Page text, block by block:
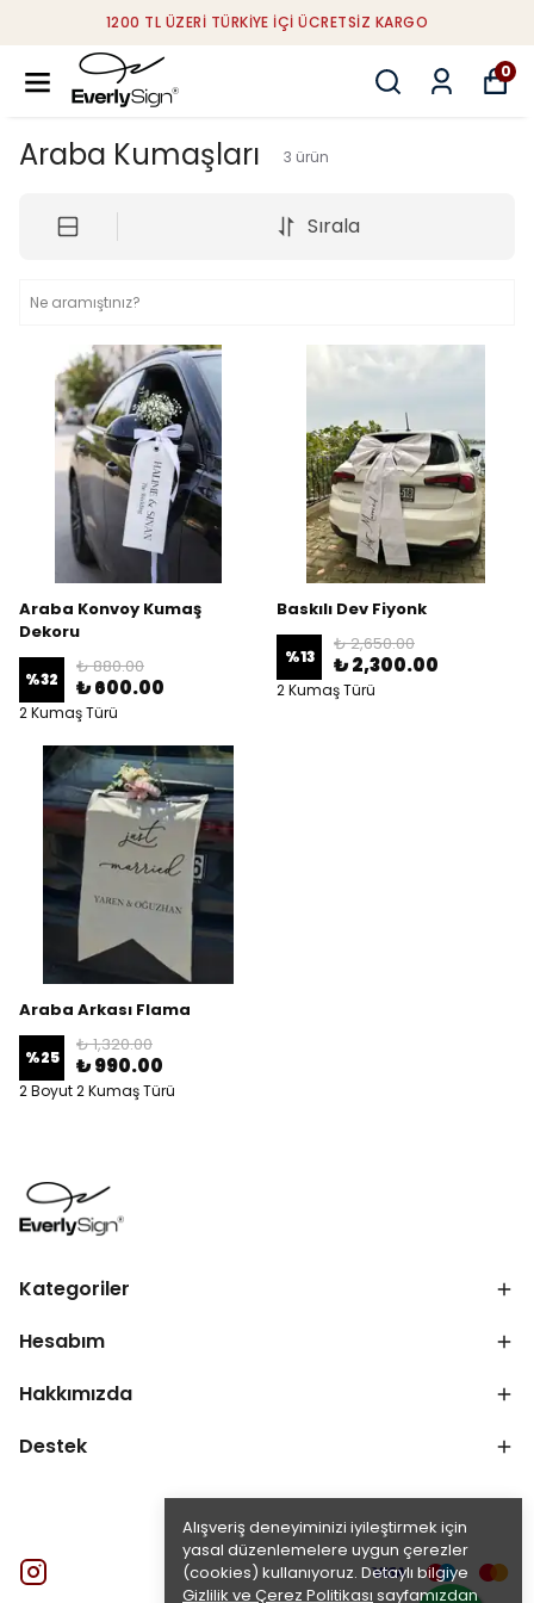
TL ÜZERI TÜRKIYE IÇI ÜCRETSIZ KARGO
0
Alışveriş deneyiminizi iyileştirmek için
yasal düzenlemelere uygun çerezler
(cookies) kullanıyoruz. Detaylı bilgiye
Gizlilik ve Çerez Politikası sayfamızdan
Araba Kumaşları 3 ürün
Sırala
Araba Konvoy Kumaş
Dekoru
%32
₺ 880.00
₺ 600.00
2 Kumaş Türü
Baskılı Dev Fiyonk
%13
₺ 2,650.00
₺ 2,300.00
2 Kumaş Türü
Araba Arkası Flama
%25
₺ 1,320.00
₺ 990.00
2 Boyut 2 Kumaş Türü
Kategoriler
Hesabım
Hakkımızda
Destek